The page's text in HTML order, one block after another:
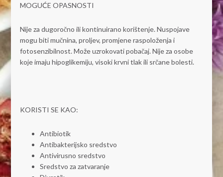
MOGUĆE OPASNOSTI
Nije za dugoročno ili kontinuirano korištenje. Nuspojave
mogu biti mučnina, proljev, promjene raspoloženja i
fotosenzibilnost. Može uzrokovati pobačaj. Nije za osobe
koje imaju hipoglikemiju, visoki krvni tlak ili srčane bolesti.
KORISTI SE KAO:
Antibiotik
Antibakterijsko sredstvo
Antivirusno sredstvo
Sredstvo za zatvaranje